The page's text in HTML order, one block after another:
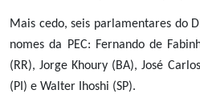
Mais cedo, seis parlamentares do
nomes da PEC: Fernando de
(RR), Jorge Khoury (BA), José
(PI) e Walter Ihoshi (SP).